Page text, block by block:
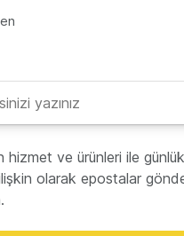
hizmet ve ürünleri ile
olarak epostalar